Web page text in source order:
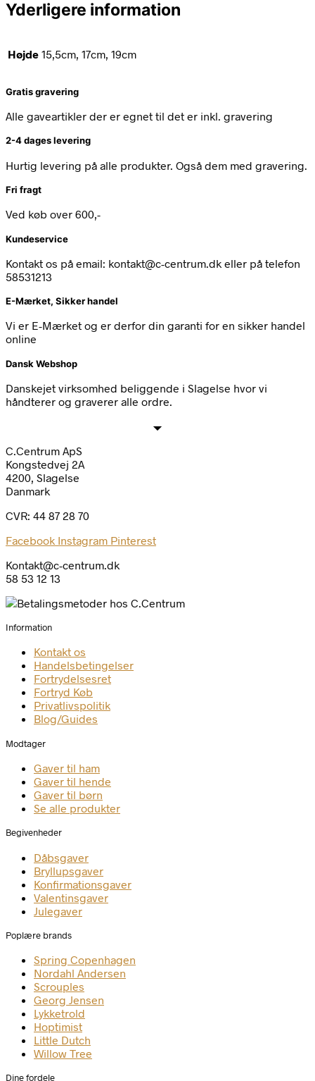
Yderligere information
Højde 15,5cm, 17cm, 19cm
Gratis gravering
Alle gaveartikler der er egnet til det er inkl. gravering
2-4 dages levering
Hurtig levering på alle produkter. Også dem med gravering.
Fri fragt
Ved køb over 600,-
Kundeservice
Kontakt os på email: kontakt@c-centrum.dk eller på telefon
58531213
E-Mærket, Sikker handel
Vi er E-Mærket og er derfor din garanti for en sikker handel
online
Dansk Webshop
Danskejet virksomhed beliggende i Slagelse hvor vi
håndterer og graverer alle ordre.
C.Centrum ApS
Kongstedvej 2A
4200, Slagelse
Danmark
CVR: 44 87 28 70
Facebook Instagram Pinterest
Kontakt@c-centrum.dk
58 53 12 13
Information
Kontakt os
Handelsbetingelser
Fortrydelsesret
Fortryd Køb
Privatlivspolitik
Blog/Guides
Modtager
Gaver til ham
Gaver til hende
Gaver til børn
Se alle produkter
Begivenheder
Dåbsgaver
Bryllupsgaver
Konfirmationsgaver
Valentinsgaver
Julegaver
Poplære brands
Spring Copenhagen
Nordahl Andersen
Scrouples
Georg Jensen
Lykketrold
Hoptimist
Little Dutch
Willow Tree
Dine fordele